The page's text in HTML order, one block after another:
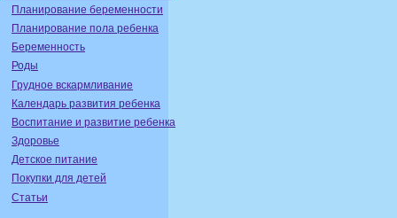
Планирование беременности
Планирование пола ребенка
Беременность
Роды
Грудное вскармливание
Календарь развития ребенка
Воспитание и развитие ребенка
Здоровье
Детское питание
Покупки для детей
Статьи